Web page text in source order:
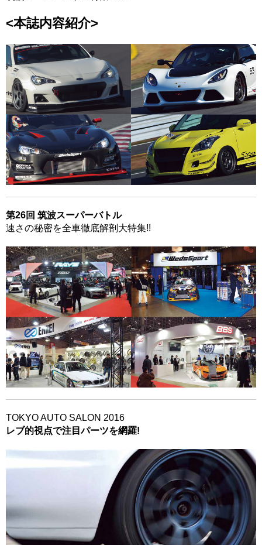
<本誌内容紹介>
第26回 筑波スーパーバトル
速さの秘密を全車徹底解剖大特集!!
TOKYO AUTO SALON 2016
レブ的視点で注目パーツを網羅!